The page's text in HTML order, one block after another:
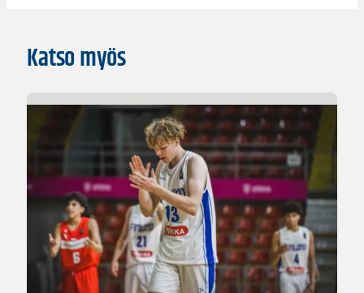
Katso myös